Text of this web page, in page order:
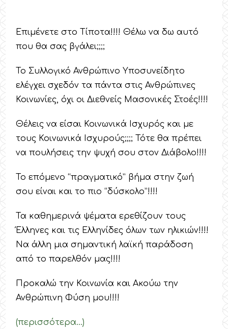
Επιμένετε στο Τίποτα!!!! Θέλω να δω αυτό
που θα σας βγάλει;;;;
Το Συλλογικό Ανθρώπινο Υποσυνείδητο
ελέγχει σχεδόν τα πάντα στις Ανθρώπινες
Κοινωνίες, όχι οι Διεθνείς Μασονικές Στοές!!!!
Θέλεις να είσαι Κοινωνικά Ισχυρός και με
τους Κοινωνικά Ισχυρούς;;;; Τότε θα πρέπει
να πουλήσεις την ψυχή σου στον Διάβολο!!!!
Το επόμενο “πραγματικό” βήμα στην ζωή
σου είναι και το πιο “δύσκολο”!!!!
Τα καθημερινά ψέματα ερεθίζουν τους
Έλληνες και τις Ελληνίδες όλων των ηλικιών!!!!
Να άλλη μια σημαντική λαϊκή παράδοση
από το παρελθόν μας!!!!
Προκαλώ την Κοινωνία και Ακούω την
Ανθρώπινη Φύση μου!!!!
(περισσότερα…)